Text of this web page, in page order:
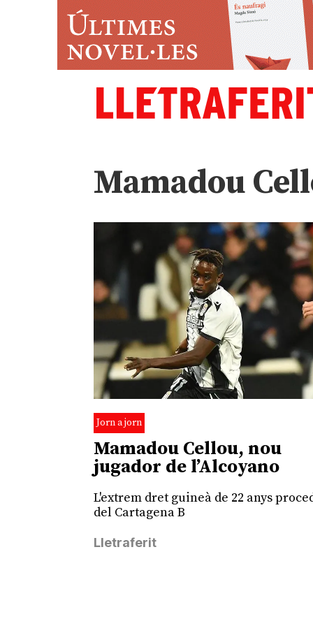
Mamadou
Jorn a jorn
Mamadou Cellou, nou
jugador de l’Alcoyano
L'extrem dret guineà de 22 anys
del Cartagena B
Lletraferit